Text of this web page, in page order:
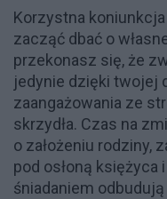
Korzystna
zacząć dbać o
przekonasz się, że
jedynie dzięki twojej
zaangażowania ze
skrzydła. Czas na
o założeniu rodziny,
pod osłoną
śniadaniem